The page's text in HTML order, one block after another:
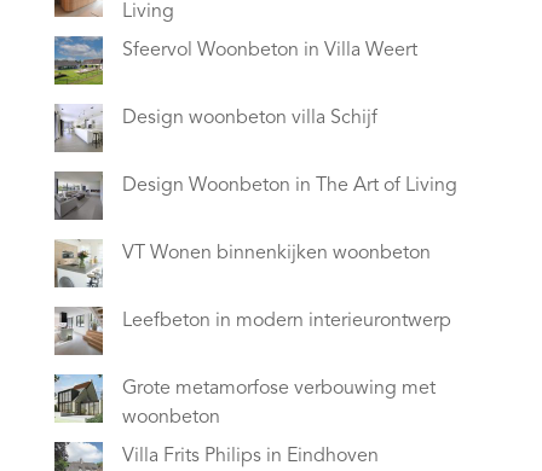
Living
Sfeervol Woonbeton in Villa Weert
Design woonbeton villa Schijf
Design Woonbeton in The Art of Living
VT Wonen binnenkijken woonbeton
Leefbeton in modern interieurontwerp
Grote metamorfose verbouwing met
woonbeton
Villa Frits Philips in Eindhoven